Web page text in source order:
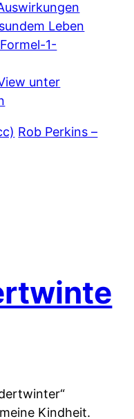
Leben
1-
unter
Rob Perkins –
Kindheit.